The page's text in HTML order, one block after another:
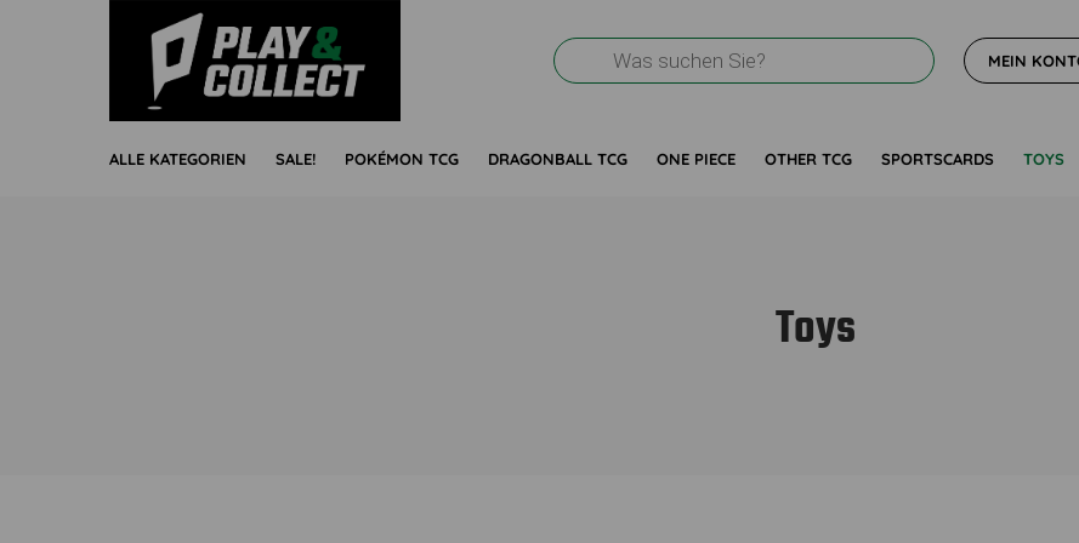
Products
search
MEIN
ALLE KATEGORIEN SALE! POKÉMON TCG DRAGONBALL TCG ONE PIECE OTHER TCG SPORTSCARDS TOYS
Toys